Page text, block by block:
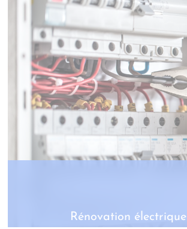
Rénovation électrique